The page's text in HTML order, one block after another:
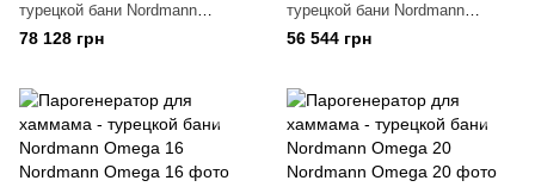
турецкой бани Nordmann
AT4D/534
78 128 грн
турецкой бани Nordmann
Omega 4
56 544 грн